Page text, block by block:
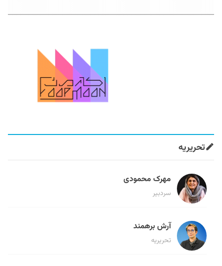
تحریریه
مهرک محمودی
سردبیر
آرش برهمند
تحریریه